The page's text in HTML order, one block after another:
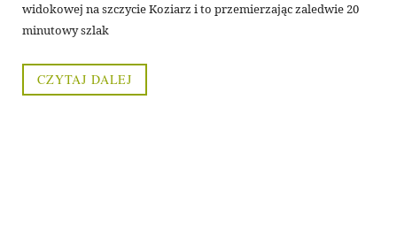
widokowej na szczycie Koziarz i to przemierzając zaledwie 20
minutowy szlak
CZYTAJ DALEJ